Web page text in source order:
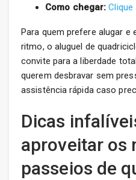
Como chegar: Clique
Para quem prefere alugar e
ritmo, o aluguel de
convite para a liberdade
querem desbravar sem
assistência rápida caso
Dicas
aproveitar os
passeios de